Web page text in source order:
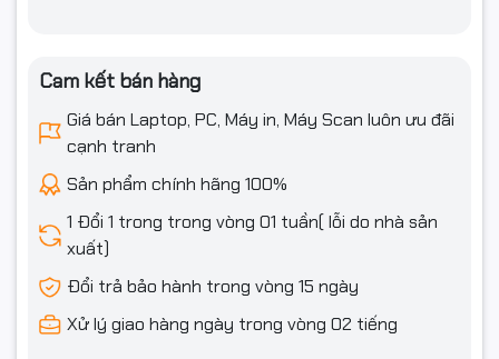
Cam kết bán hàng
Giá bán Laptop, PC, Máy in, Máy Scan luôn ưu đãi
cạnh tranh
Sản phẩm chính hãng 100%
1 Đổi 1 trong trong vòng 01 tuần( lỗi do nhà sản
xuất)
Đổi trả bảo hành trong vòng 15 ngày
Xử lý giao hàng ngày trong vòng 02 tiếng
Tính năng
Webcam 1080P FHD Camera
Đèn bàn phím
Tính năng đặc
biệt
Không
Phần mềm
Hệ điều hành Windows 11 Home